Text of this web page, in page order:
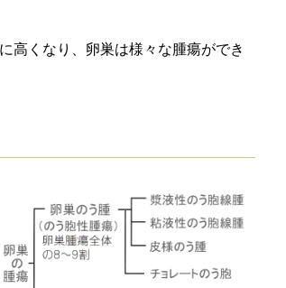
高くなり、卵巣は様々な腫瘍ができ